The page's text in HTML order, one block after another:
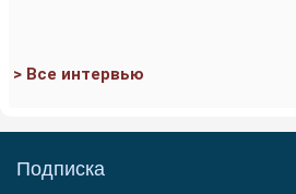
> Все интервью
Подписка